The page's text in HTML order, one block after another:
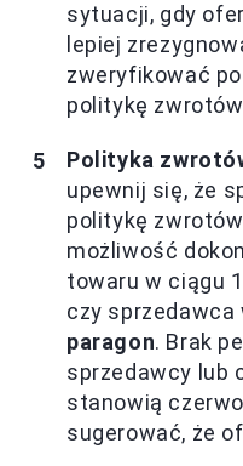
sytuacji, gdy
lepiej
zweryfikować
politykę
Polityka
upewnij się, że
politykę
możliwość
towaru w ciągu
czy sprzedawca
paragon. Brak
sprzedawcy lub
stanowią
sugerować, że